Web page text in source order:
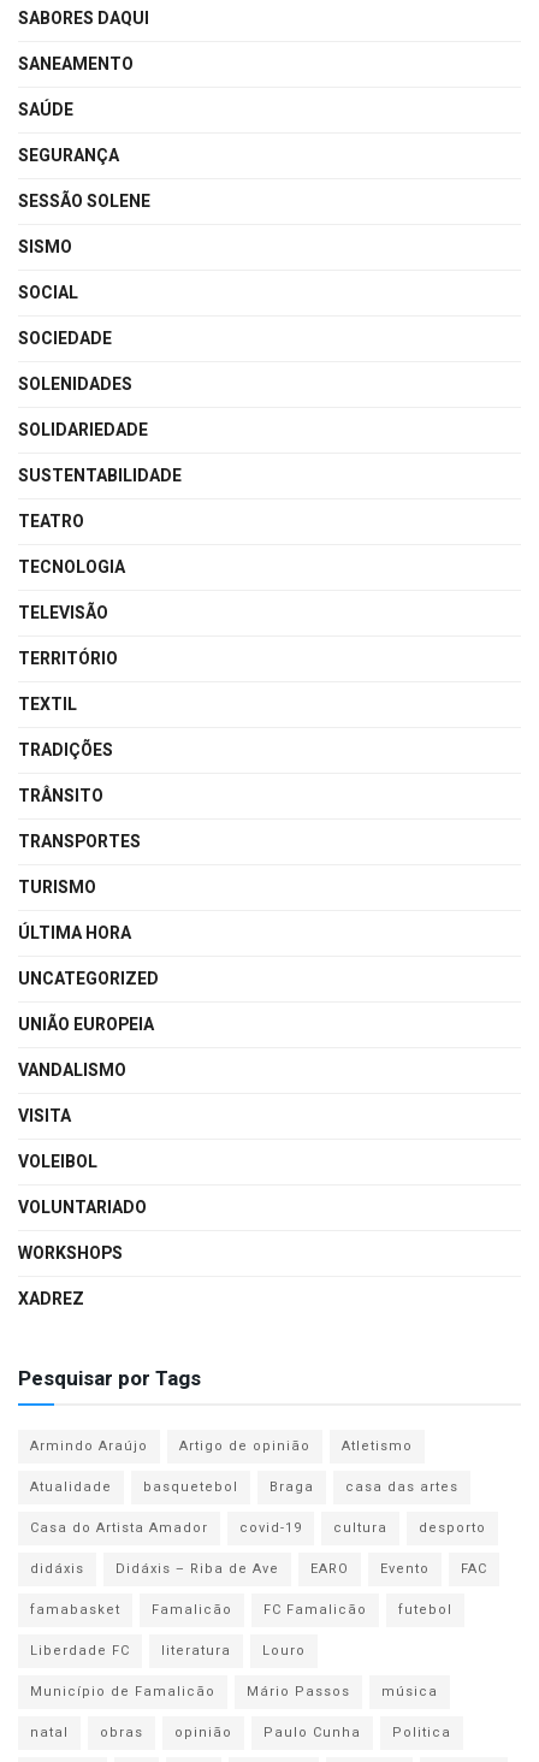
SABORES DAQUI
SANEAMENTO
SAÚDE
SEGURANÇA
SESSÃO SOLENE
SISMO
SOCIAL
SOCIEDADE
SOLENIDADES
SOLIDARIEDADE
SUSTENTABILIDADE
TEATRO
TECNOLOGIA
TELEVISÃO
TERRITÓRIO
TEXTIL
TRADIÇÕES
TRÂNSITO
TRANSPORTES
TURISMO
ÚLTIMA HORA
UNCATEGORIZED
UNIÃO EUROPEIA
VANDALISMO
VISITA
VOLEIBOL
VOLUNTARIADO
WORKSHOPS
XADREZ
Pesquisar por Tags
Armindo Araújo Artigo de opinião
Atletismo
Atualidade
basquetebol Braga
casa das artes
Casa do Artista Amador
covid-19 cultura
desporto
didáxis
Didáxis – Riba de Ave EARO Evento
FAC
famabasket
Famalicão FC Famalicão
futebol
Liberdade FC
literatura
Louro
Município de Famalicão
Mário Passos
música
natal
obras opinião Paulo Cunha
Politica